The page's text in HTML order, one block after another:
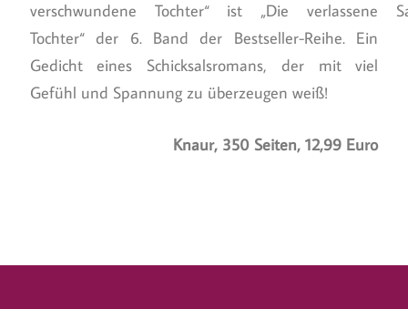
verschwundene Tochter“ ist „Die verlassene
Tochter“ der 6. Band der Bestseller-Reihe. Ein
Gedicht eines Schicksalsromans, der mit viel
Gefühl und Spannung zu überzeugen weiß!
Knaur, 350 Seiten, 12,99 Euro